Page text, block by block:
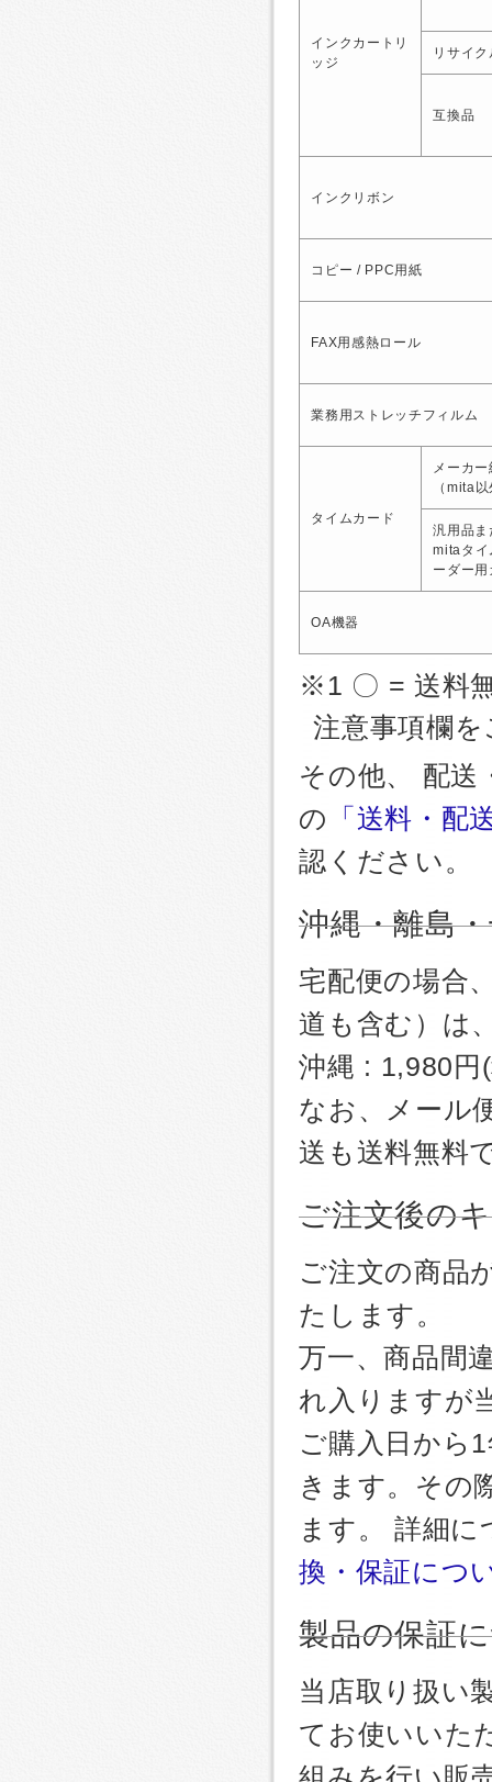
インクカートリ
ッジ
リサイ
互換品
インクリボン
コピー / PPC用紙
FAX用感熱ロール
業務用ストレッチフィルム
タイムカード
メーカ
（mita
汎用品ま
mitaタイ
ーダー
OA機器
※1 〇 = 送料
注意事項欄
その他、 配送
の
「送料・配
認ください。
沖縄・離島
宅配便の場合
道も含む）は
沖縄 : 1,980円
なお、メール
送も送料無料
ご注文後の
ご注文の商品
たします。
万一、商品間
れ入りますが
ご購入日から
きます。その
ます。 詳細
換・保証につ
製品の保証
当店取り扱い
てお使いいた